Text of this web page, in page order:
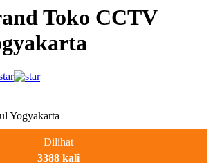
Toko CCTV
Dilihat
3388 kali